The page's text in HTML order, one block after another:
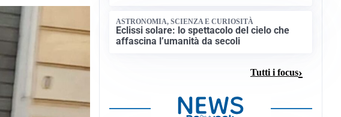
ASTRONOMIA, SCIENZA E CURIOSITÀ
Eclissi solare: lo spettacolo del cielo che
affascina l’umanità da secoli
Tutti i focus